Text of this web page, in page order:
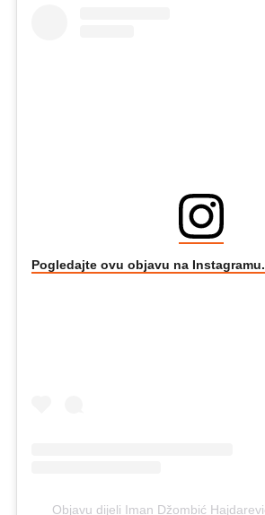
Pogledajte ovu objavu na Instagramu.
Objavu dijeli Iman Džombić